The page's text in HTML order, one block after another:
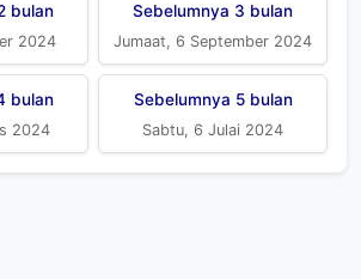
bulan
2024
Sebelumnya 3 bulan
Jumaat, 6 September 2024
bulan
2024
Sebelumnya 5 bulan
Sabtu, 6 Julai 2024